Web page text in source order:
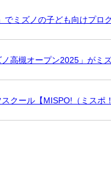
でミズノの子ども向けプロ
高槻オープン2025」がミ
クール【MISPO!（ミスポ